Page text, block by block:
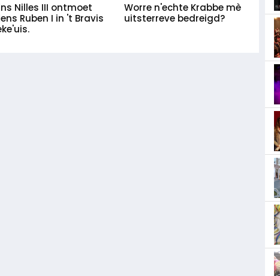
Nilles III ontmoet
Ruben I in 't Bravis
Worre n'echte Krabbe mè
uitsterreve bedreigd?